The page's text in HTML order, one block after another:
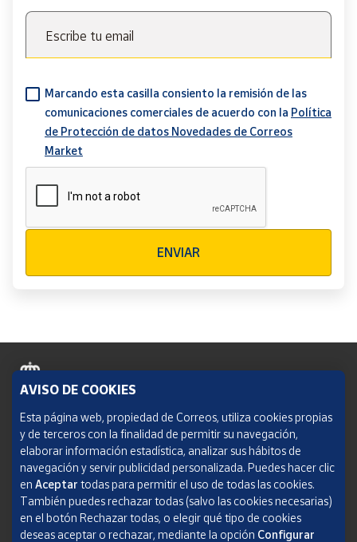
Escribe tu email
Marcando esta casilla consiento la remisión de las
comunicaciones comerciales de acuerdo con la Política
de Protección de datos Novedades de Correos
Market
ENVIAR
Política de cookies
Aviso legal
Condiciones del servicio
Política de Privacidad Web
AVISO DE COOKIES
Esta página web, propiedad de Correos, utiliza cookies propias
y de terceros con la finalidad de permitir su navegación,
elaborar información estadística, analizar sus hábitos de
navegación y servir publicidad personalizada. Puedes hacer clic
en Aceptar todas para permitir el uso de todas las cookies.
También puedes rechazar todas (salvo las cookies necesarias)
en el botón Rechazar todas, o elegir qué tipo de cookies
deseas aceptar o rechazar, mediante la opción Configurar